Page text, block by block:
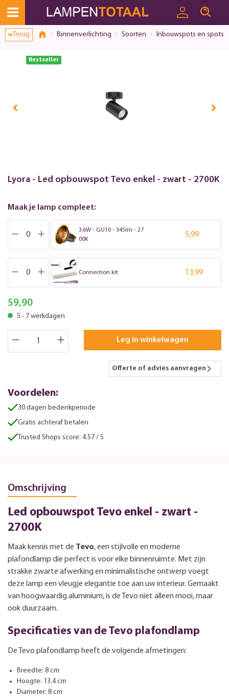
Terug Binnenverlichting Soorten Inbouwspots en spots
Bestseller
Lyora - Led opbouwspot Tevo enkel - zwart - 2700K
Maak je lamp compleet:
3.6W - GU10 - 345lm - 27
00K
5,99
Connection kit 13,99
59,90
5 - 7 werkdagen
Leg in winkelwagen
Offerte of advies aanvragen
Voordelen:
30 dagen bedenkperiode
Gratis achteraf betalen
Trusted Shops score: 4.57 / 5
Omschrijving
Led opbouwspot Tevo enkel - zwart -
2700K
Maak kennis met de Tevo, een stijlvolle en moderne
plafondlamp die perfect is voor elke binnenruimte. Met zijn
strakke zwarte afwerking en minimalistische ontwerp voegt
deze lamp een vleugje elegantie toe aan uw interieur. Gemaakt
van hoogwaardig aluminium, is de Tevo niet alleen mooi, maar
ook duurzaam.
Specificaties van de Tevo plafondlamp
De Tevo plafondlamp heeft de volgende afmetingen:
Breedte: 8 cm
Hoogte: 13.4 cm
Diameter: 8 cm
Toestemmingsvenster geopend